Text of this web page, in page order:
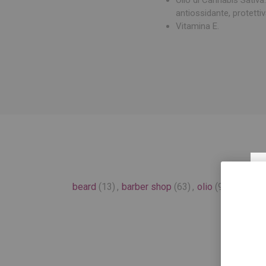
antiossidante,
Vitamina E.
beard (13) , barber shop (63) , olio (9)